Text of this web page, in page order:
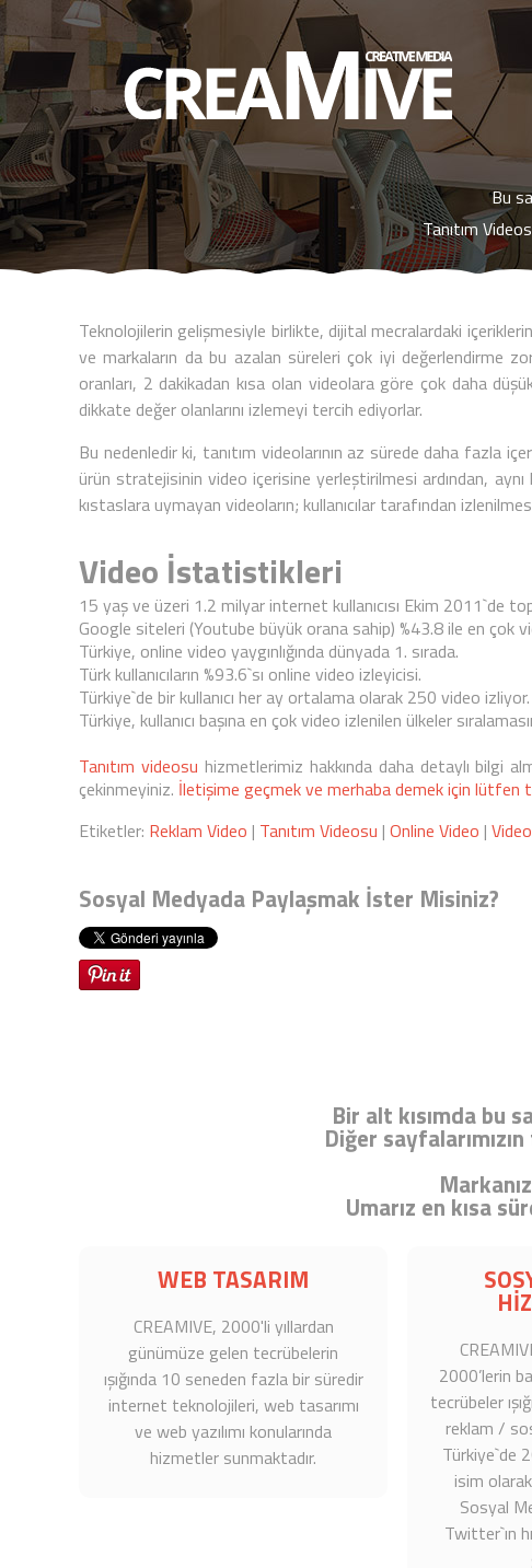
Bu
Tanıtım
Teknolojilerin gelişmesiyle birlikte, dijital mecralardaki
ve markaların da bu azalan süreleri çok iyi değerlendirme
oranları, 2 dakikadan kısa olan videolara göre çok daha
dikkate değer olanlarını izlemeyi tercih ediyorlar.
Bu nedenledir ki, tanıtım videolarının az sürede daha fazla
ürün stratejisinin video içerisine yerleştirilmesi ardından,
kıstaslara uymayan videoların; kullanıcılar tarafından
Video İstatistikleri
15 yaş ve üzeri 1.2 milyar internet kullanıcısı Ekim 2011`de
Google siteleri (Youtube büyük orana sahip) %43.8 ile en çok
Türkiye, online video yaygınlığında dünyada 1. sırada.
Türk kullanıcıların %93.6`sı online video izleyicisi.
Türkiye`de bir kullanıcı her ay ortalama olarak 250 video izliyor.
Türkiye, kullanıcı başına en çok video izlenilen ülkeler
Tanıtım videosu hizmetlerimiz hakkında daha detaylı bilgi
çekinmeyiniz. İletişime geçmek ve merhaba demek için lütfen
Etiketler: Reklam Video | Tanıtım Videosu | Online Video |
Sosyal Medyada Paylaşmak İster Misiniz?
Bir alt kısımda bu
Diğer
Umarız en kısa
WEB TASARIM
CREAMIVE, 2000'li yıllardan
günümüze gelen tecrübelerin
ışığında 10 seneden fazla bir süredir
internet teknolojileri, web tasarımı
ve web yazılımı konularında
hizmetler sunmaktadır.
2000’lerin
tecrübeler
reklam /
Türkiye`de
isim
Sosyal
Twitter`ın